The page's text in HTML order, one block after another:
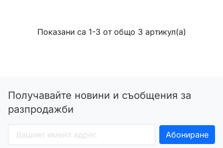
Показани са 1-3 от общо 3 артикул(а)
Получавайте новини и съобщения за
разпродажби